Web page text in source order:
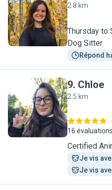
L
2.8 km
Thursday to
Dog Sitter
Répond
C
9. Chloe
2.5 km
16 évaluations
Certified
Je vis
Je vis